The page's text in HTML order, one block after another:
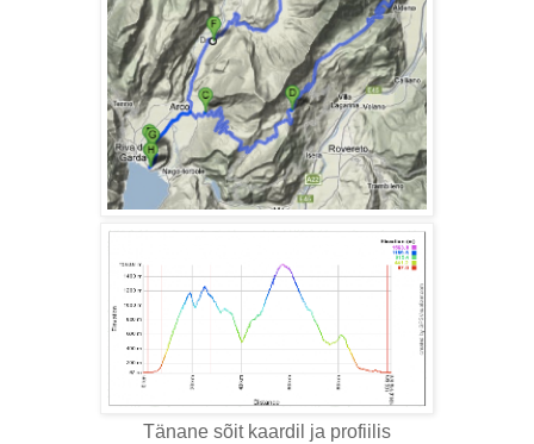
Tänane sõit kaardil ja profiilis